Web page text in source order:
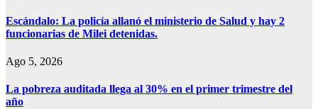
Escándalo: La policía allanó el ministerio de Salud y hay 2
funcionarias de Milei detenidas.
Ago 5, 2026
La pobreza auditada llega al 30% en el primer trimestre del
año